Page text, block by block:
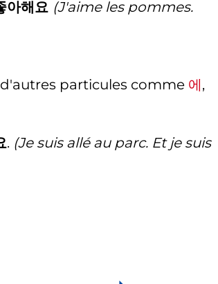
아해요 (J'aime les pommes.
particules comme 에,
. (Je suis allé au parc. Et je suis